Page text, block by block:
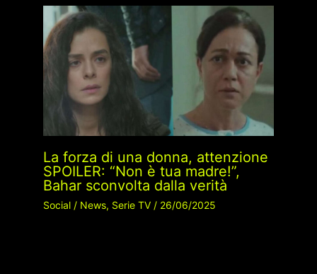
La forza di una donna, attenzione
SPOILER: “Non è tua madre!”,
Bahar sconvolta dalla verità
Social/ News, Serie TV/ 26/06/2025